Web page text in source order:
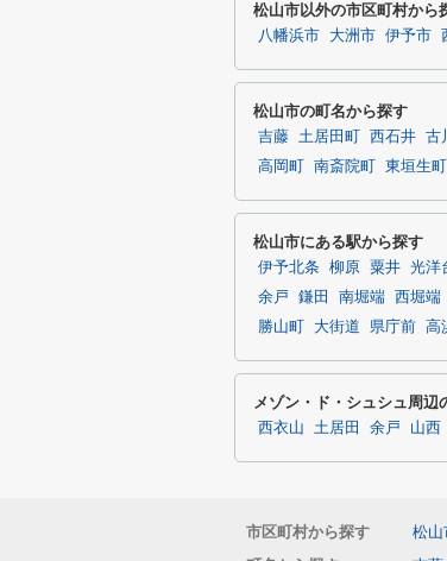
松山市以外の市区町村から
八幡浜市 大洲市 伊予市
松山市の町名から探す
吉藤 土居田町 西石井 古
高岡町
南斎院町 東垣生町
松山市にある駅から探す
伊予北条 柳原 粟井 光洋
余戸
鎌田 南堀端 西堀端
勝山町
大街道 県庁前 高
メゾン・ド・シュシュ周辺
西衣山 土居田 余戸 山西
市区町村から探す 松山